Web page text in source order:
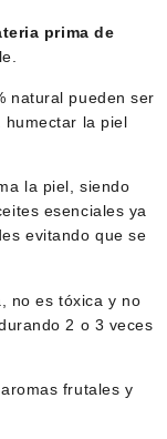
prima de
natural pueden ser
humectar la piel
la piel, siendo
esenciales ya
evitando que se
no es tóxica y no
2 o 3 veces
frutales y